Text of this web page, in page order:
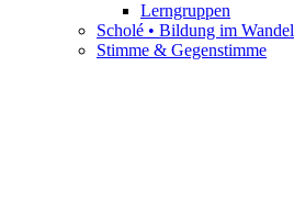
Lerngruppen
Scholé • Bildung im Wandel
Stimme & Gegenstimme